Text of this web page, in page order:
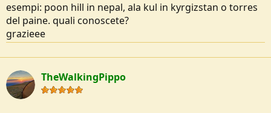
esempi: poon hill in nepal, ala kul in kyrgizstan o torres
del paine. quali conoscete?
grazieee
TheWalkingPippo